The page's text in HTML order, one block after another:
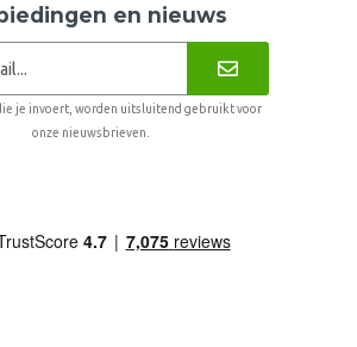
en nieuws
je invoert, worden uitsluitend gebruikt voor
onze nieuwsbrieven.